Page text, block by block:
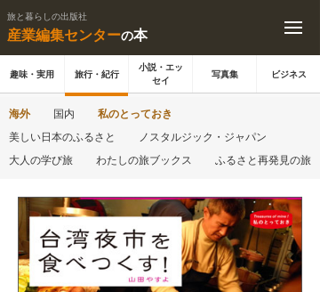
旅と暮らしの出版社
産業編集センターの本
趣味・実用 旅行・紀行
小説・エッ
セイ
写真集 ビジネス
海外 国内
私のとっておき
美しい日本のふるさと
ノスタルジック・ジャパン
大人の学び旅
わたしの旅ブックス ふるさと再発見の旅